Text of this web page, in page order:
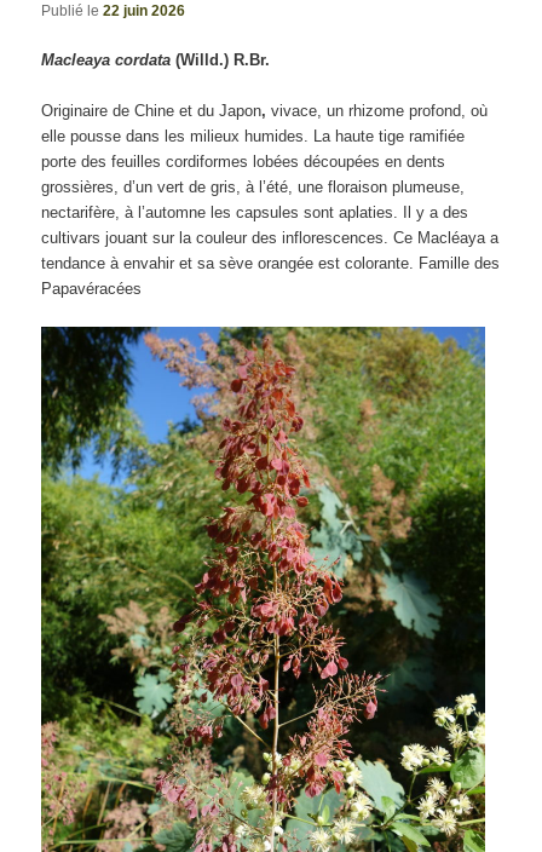
Publié le22 juin 2026
Macleaya cordata(Willd.) R.Br.
Originaire de Chine et du Japon,vivace, un rhizome profond, où
elle pousse dans les milieux humides. La haute tige ramifiée
porte des feuilles cordiformes lobées découpées en dents
grossières, d’un vert de gris, à l’été, une floraison plumeuse,
nectarifère, à l’automne les capsules sont aplaties. Il y a des
cultivars jouant sur la couleur des inflorescences. Ce Macléaya a
tendance à envahir et sa sève orangée est colorante. Famille des
Papavéracées